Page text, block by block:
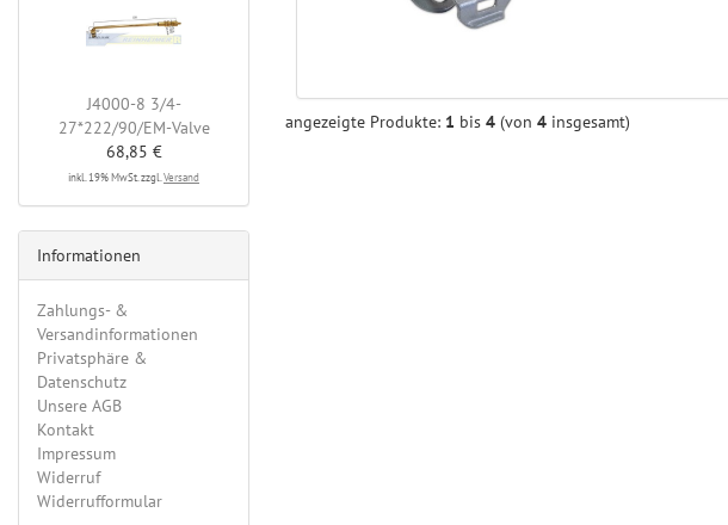
angezeigte Produkte: 1 bis 4 (von 4 insgesamt)
J4000-8 3/4-
27*222/90/EM-Valve
68,85 €
inkl. 19% MwSt. zzgl. Versand
Informationen
Zahlungs- &
Versandinformationen
Privatsphäre &
Datenschutz
Unsere AGB
Kontakt
Impressum
Widerruf
Widerrufformular